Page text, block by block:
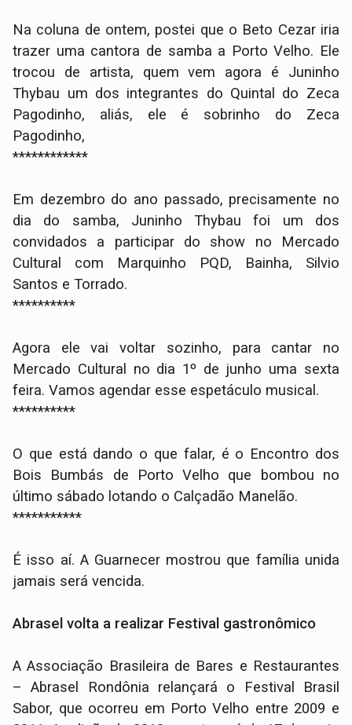
Na coluna de ontem, postei que o Beto Cezar iria
trazer uma cantora de samba a Porto Velho. Ele
trocou de artista, quem vem agora é Juninho
Thybau um dos integrantes do Quintal do Zeca
Pagodinho, aliás, ele é sobrinho do Zeca
Pagodinho,
************
Em dezembro do ano passado, precisamente no
dia do samba, Juninho Thybau foi um dos
convidados a participar do show no Mercado
Cultural com Marquinho PQD, Bainha, Silvio
Santos e Torrado.
**********
Agora ele vai voltar sozinho, para cantar no
Mercado Cultural no dia 1º de junho uma sexta
feira. Vamos agendar esse espetáculo musical.
**********
O que está dando o que falar, é o Encontro dos
Bois Bumbás de Porto Velho que bombou no
último sábado lotando o Calçadão Manelão.
***********
É isso aí. A Guarnecer mostrou que família unida
jamais será vencida.
Abrasel volta a realizar Festival gastronômico
A Associação Brasileira de Bares e Restaurantes
– Abrasel Rondônia relançará o Festival Brasil
Sabor, que ocorreu em Porto Velho entre 2009 e